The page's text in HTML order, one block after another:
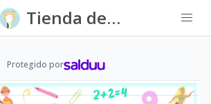
Tienda de
Carpatitas
Homeschool
Protegido por